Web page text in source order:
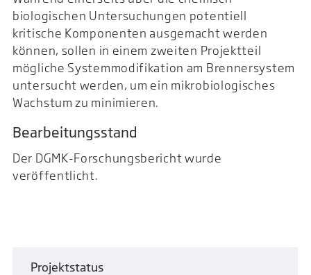
biologischen Untersuchungen potentiell
kritische Komponenten ausgemacht werden
können, sollen in einem zweiten Projektteil
mögliche Systemmodifikation am Brennersystem
untersucht werden, um ein mikrobiologisches
Wachstum zu minimieren.
Bearbeitungsstand
Der DGMK-Forschungsbericht wurde
veröffentlicht.
Projektstatus